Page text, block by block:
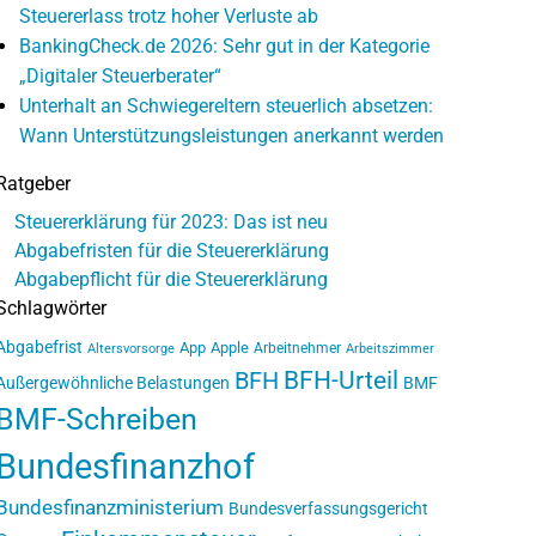
Steuererlass trotz hoher Verluste ab
BankingCheck.de 2026: Sehr gut in der Kategorie
„Digitaler Steuerberater“
Unterhalt an Schwiegereltern steuerlich absetzen:
Wann Unterstützungsleistungen anerkannt werden
Steuererklärung für 2023: Das ist neu
Abgabefristen für die Steuererklärung
Abgabepflicht für die Steuererklärung
Altersvorsorge App Apple Arbeitnehmer Arbeitszimmer
Belastungen BFH BFH-Urteil BMF
Schreiben
Bundesverfassungsgericht